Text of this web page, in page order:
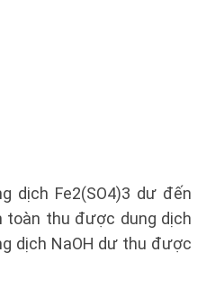
dịch Fe2(SO4)3 dư đến
toàn thu được dung dịch
dịch NaOH dư thu được